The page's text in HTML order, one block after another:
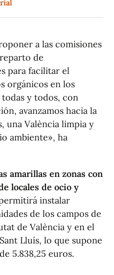
a las comisiones
de
para facilitar el
orgánicos en los
todas y todos, con
avanzamos hacia la
una València limpia y
ambiente», ha
amarillas en zonas con
locales de ocio y
instalar
de los campos de
de València y en el
Lluís, lo que supone
5.838,25 euros.